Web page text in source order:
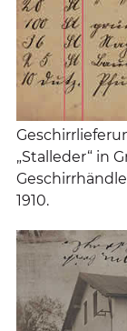
„Stalleder“ in
1910.